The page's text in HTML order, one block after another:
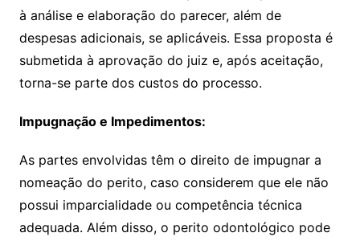
à análise e elaboração do parecer, além de
despesas adicionais, se aplicáveis. Essa proposta é
submetida à aprovação do juiz e, após aceitação,
torna-se parte dos custos do processo.
Impugnação e Impedimentos:
As partes envolvidas têm o direito de impugnar a
nomeação do perito, caso considerem que ele não
possui imparcialidade ou competência técnica
adequada. Além disso, o perito odontológico pode